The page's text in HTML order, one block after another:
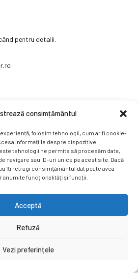
consimțământul
experiență, folosim tehnologii, cum ar fi cookie-
informațiile despre dispozitive.
tehnologii ne permite să procesăm date,
navigare sau ID-uri unice pe acest site. Dacă
îți retragi consimțământul dat poate avea
anumite funcționalități și funcții.
Acceptă
Refuză
Vezi preferințele
pentru detalii.
sociale.